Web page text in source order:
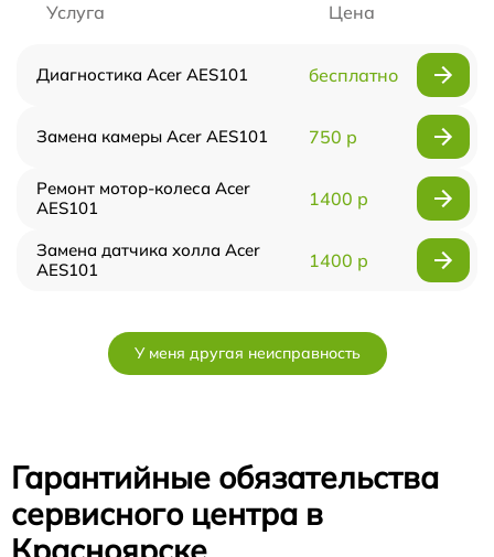
Услуга Цена
Диагностика Acer AES101 бесплатно
Замена камеры Acer AES101 750 р
Ремонт мотор-колеса Acer
AES101
1400 р
Замена датчика холла Acer
AES101
1400 р
У меня другая неисправность
Гарантийные обязательства
сервисного центра в